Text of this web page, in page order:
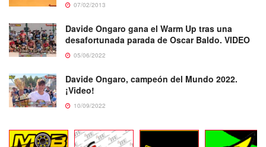
07/02/2013
Davide Ongaro gana el Warm Up tras una
desafortunada parada de Oscar Baldo. VIDEO
05/06/2022
Davide Ongaro, campeón del Mundo 2022.
¡Video!
10/09/2022